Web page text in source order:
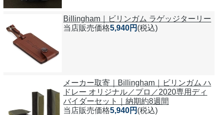
Billingham｜ビリンガム ラゲッジターリー
当店販売価格5,940円 (税込)
メーカー取寄｜Billingham｜ビリンガム ハ
ドレー オリジナル／プロ／2020専用ディ
バイダーセット｜納期約8週間
当店販売価格5,940円 (税込)